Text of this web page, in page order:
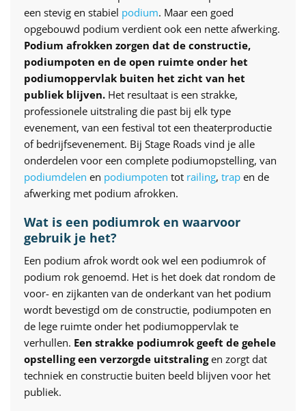
een stevig en stabiel podium. Maar een goed
opgebouwd podium verdient ook een nette afwerking.
Podium afrokken zorgen dat de constructie,
podiumpoten en de open ruimte onder het
podiumoppervlak buiten het zicht van het
publiek blijven. Het resultaat is een strakke,
professionele uitstraling die past bij elk type
evenement, van een festival tot een theaterproductie
of bedrijfsevenement. Bij Stage Roads vind je alle
onderdelen voor een complete podiumopstelling, van
podiumdelen en podiumpoten tot railing, trap en de
afwerking met podium afrokken.
Wat is een podiumrok en waarvoor
gebruik je het?
Een podium afrok wordt ook wel een podiumrok of
podium rok genoemd. Het is het doek dat rondom de
voor- en zijkanten van de onderkant van het podium
wordt bevestigd om de constructie, podiumpoten en
de lege ruimte onder het podiumoppervlak te
verhullen. Een strakke podiumrok geeft de gehele
opstelling een verzorgde uitstralingen zorgt dat
techniek en constructie buiten beeld blijven voor het
publiek.